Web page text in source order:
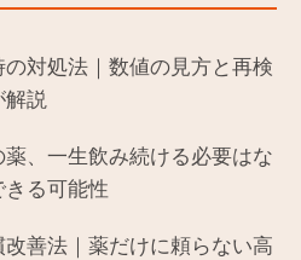
対処法｜数値の見方と再検
解説
、一生飲み続ける必要はな
る可能性
善法｜薬だけに頼らない高